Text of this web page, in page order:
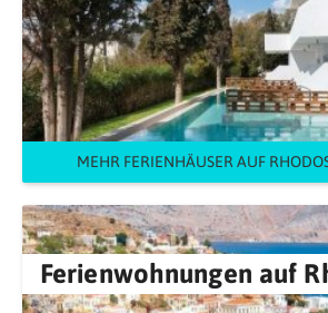
MEHR FERIENHÄUSER AUF
Ferienwohnungen auf